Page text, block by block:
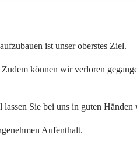
ist unser oberstes Ziel.
können wir verloren
Sie bei uns in guten Händen
Aufenthalt.